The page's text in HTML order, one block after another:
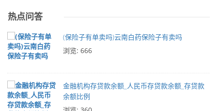
热点问答
(保险子有单卖吗)云南白药保险子有卖吗
浏览: 666
金融机构存贷款余额_人民币存贷款余额_存贷款
余额比例